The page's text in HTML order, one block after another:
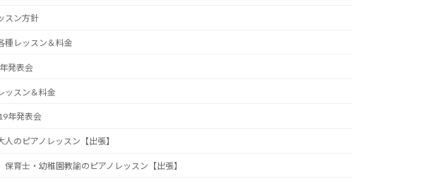
スン方針
種レッスン＆料金
発表会
ッスン＆料金
年発表会
人のピアノレッスン【出張】
保育士・幼稚園教諭のピアノレッスン【出張】